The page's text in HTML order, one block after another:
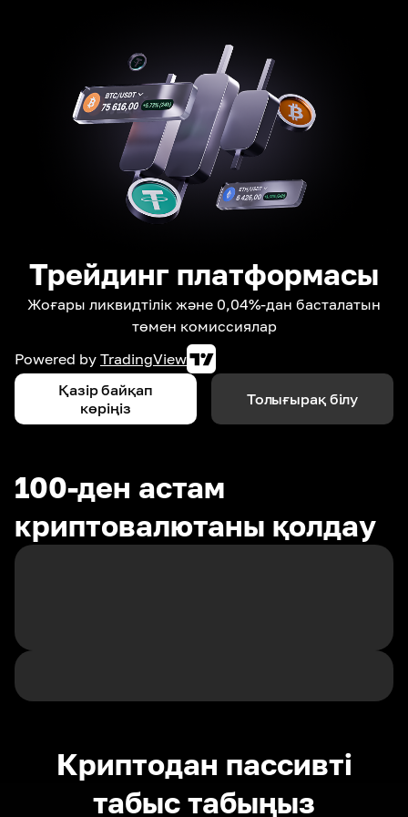
Трейдинг платформасы
Жоғары ликвидтілік және 0,04%-дан басталатын
төмен комиссиялар
Powered by TradingView
Қазір байқап
көріңіз
Толығырақ білу
100-ден астам
криптовалютаны қолдау
Криптодан пассивті
табыс табыңыз